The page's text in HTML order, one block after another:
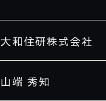
大和住研株式会社
山端 秀知